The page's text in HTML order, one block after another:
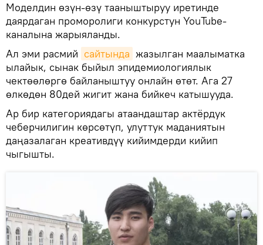
Моделдин өзүн-өзү тааныштыруу иретинде
даярдаган проморолиги конкурстун YouTube-
каналына жарыяланды.
Ал эми расмий сайтында жазылган маалыматка
ылайык, сынак быйыл эпидемиологиялык
чектөөлөргө байланыштуу онлайн өтөт. Ага 27
өлкөдөн 80дей жигит жана бийкеч катышууда.
Ар бир категориядагы атаандаштар актёрдук
чеберчилигин көрсөтүп, улуттук маданиятын
даңазалаган креативдүү кийимдерди кийип
чыгышты.